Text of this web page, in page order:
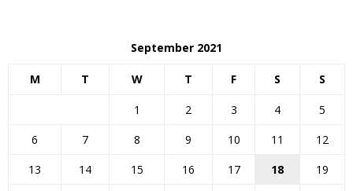
September 2021
M T W T F S S
1 2 3 4
5
6
7 8 9 10 11
12
13
14 15 16 17 18
19